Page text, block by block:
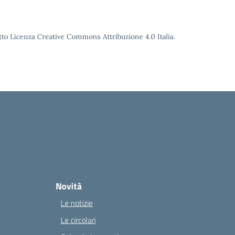
Licenza Creative Commons Attribuzione 4.0 Italia.
Novità
Le notizie
Le circolari